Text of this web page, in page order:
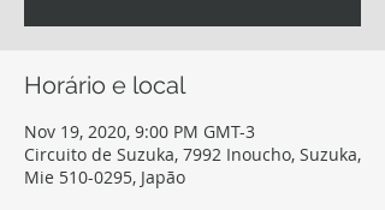
Horário e local
Nov 19, 2020, 9:00 PM GMT-3
Circuito de Suzuka, 7992 Inoucho, Suzuka,
Mie 510-0295, Japão